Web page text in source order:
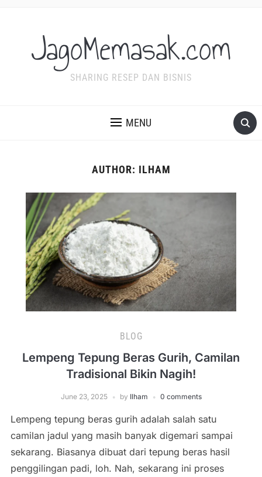
JagoMemasak.com
SHARING RESEP DAN BISNIS
MENU
AUTHOR: ILHAM
BLOG
Lempeng Tepung Beras Gurih, Camilan
Tradisional Bikin Nagih!
June 23, 2025 by Ilham 0 comments
Lempeng tepung beras gurih adalah salah satu
camilan jadul yang masih banyak digemari sampai
sekarang. Biasanya dibuat dari tepung beras hasil
penggilingan padi, loh. Nah, sekarang ini proses